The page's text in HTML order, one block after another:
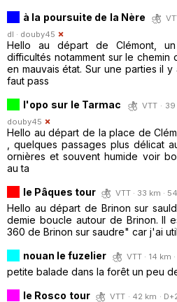
à la poursuite de la Nère
dl · douby45
Hello au départ de Clémont,
difficultés notamment sur le chemin
en mauvais état. Sur une parties il
faut pass
l'opo sur le Tarmac
VTT ·
douby45
Hello au départ de la place de
, quelques passages plus délicat
ornières et souvent humide voir
au ta
le Pâques tour
VTT · 33 km ·
Hello au départ de Brinon sur
demie boucle autour de Brinon. Il
360 de Brinon sur saudre" car j'ai
nouan le fuzelier
VTT · 14 km
petite balade dans la forêt un peu
le Rosco tour
VTT · 42 km ·